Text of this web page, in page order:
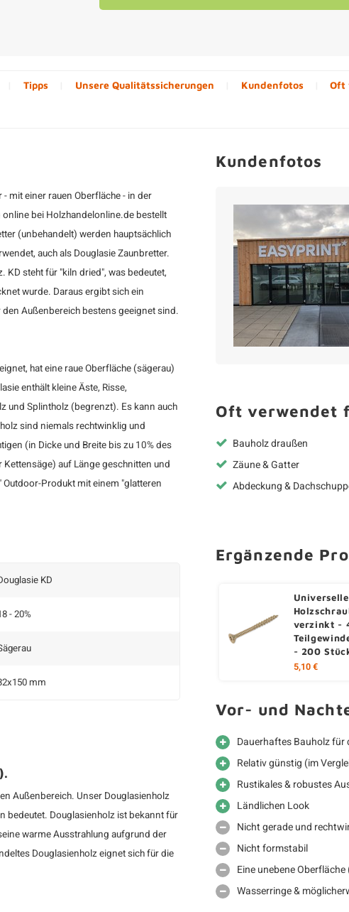
Tipps Unsere Qualitätssicherungen Kundenfotos Oft
mit einer rauen Oberfläche - in der
bei Holzhandelonline.de bestellt
(unbehandelt) werden hauptsächlich
auch als Douglasie Zaunbretter.
KD steht für "kiln dried", was bedeutet,
wurde. Daraus ergibt sich ein
Außenbereich bestens geeignet sind.
hat eine raue Oberfläche (sägerau)
enthält kleine Äste, Risse,
und Splintholz (begrenzt). Es kann auch
sind niemals rechtwinklig und
(in Dicke und Breite bis zu 10% des
auf Länge geschnitten und
Produkt mit einem "glatteren
KD
- 20%
mm
Außenbereich. Unser Douglasienholz
bedeutet. Douglasienholz ist bekannt für
warme Ausstrahlung aufgrund der
Douglasienholz eignet sich für die
Kundenfotos
Oft verwendet
Bauholz draußen
Zäune & Gatter
Abdeckung &
Ergänzende
verzinkt -
- 200
5,10 €
Vor- und
Dauerhaftes Bauholz für
Relativ günstig (im
Rustikales & robustes
Ländlichen Look
Nicht gerade und
Nicht formstabil
Eine unebene Oberfläche
Wasserringe &